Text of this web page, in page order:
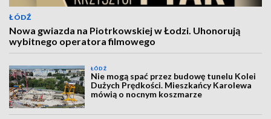
ŁÓDŹ
Nowa gwiazda na Piotrkowskiej w Łodzi. Uhonorują
wybitnego operatora filmowego
ŁÓDŹ
Nie mogą spać przez budowę tunelu Kolei
Dużych Prędkości. Mieszkańcy Karolewa
mówią o nocnym koszmarze